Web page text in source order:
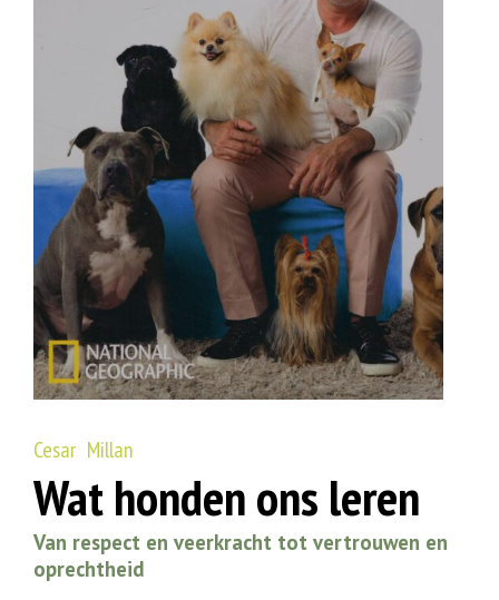
Cesar Millan
Wat honden ons leren
Van respect en veerkracht tot vertrouwen en
oprechtheid